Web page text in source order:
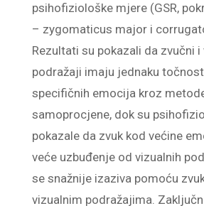
psihofiziološke mjere (GSR,
– zygomaticus major i
Rezultati su pokazali da zvučni i
podražaji imaju jednaku
specifičnih emocija kroz
samoprocjene, dok su
pokazale da zvuk kod većine
veće uzbuđenje od vizualnih
se snažnije izaziva pomoću
vizualnim podražajima.